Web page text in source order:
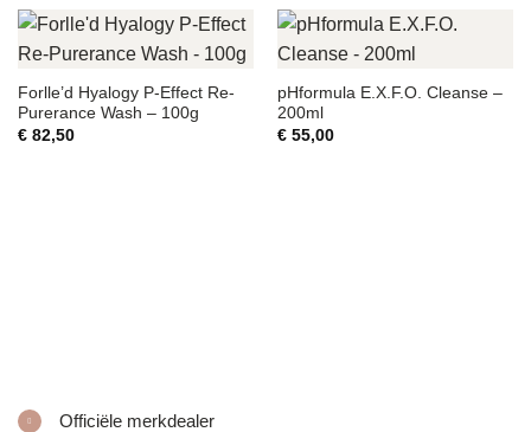
Forlle’d Hyalogy P-Effect Re-
Purerance Wash – 100g
€82,50
pHformula E.X.F.O. Cleanse –
200ml
€55,00
Officiële merkdealer